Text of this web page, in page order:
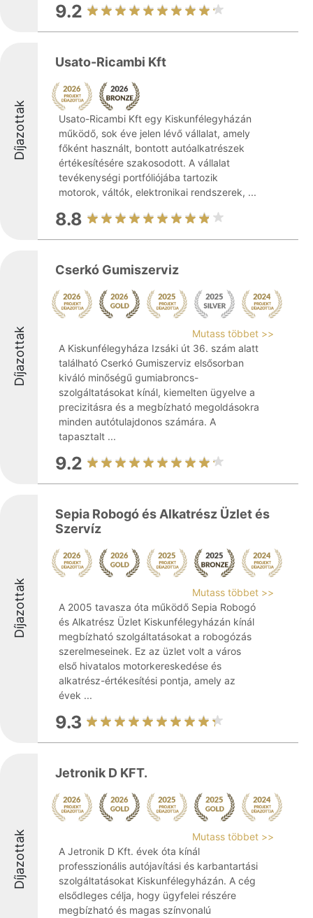
9.2
Díjazottak
Usato-Ricambi Kft
Usato-Ricambi Kft egy Kiskunfélegyházán
működő, sok éve jelen lévő vállalat, amely
főként használt, bontott autóalkatrészek
értékesítésére szakosodott. A vállalat
tevékenységi portfóliójába tartozik
motorok, váltók, elektronikai rendszerek, ...
8.8
Díjazottak
Cserkó Gumiszerviz
Mutass többet >>
A Kiskunfélegyháza Izsáki út 36. szám alatt
található Cserkó Gumiszerviz elsősorban
kiváló minőségű gumiabroncs-
szolgáltatásokat kínál, kiemelten ügyelve a
precizitásra és a megbízható megoldásokra
minden autótulajdonos számára. A
tapasztalt ...
9.2
Díjazottak
Sepia Robogó és Alkatrész Üzlet és
Szervíz
Mutass többet >>
A 2005 tavasza óta működő Sepia Robogó
és Alkatrész Üzlet Kiskunfélegyházán kínál
megbízható szolgáltatásokat a robogózás
szerelmeseinek. Ez az üzlet volt a város
első hivatalos motorkereskedése és
alkatrész-értékesítési pontja, amely az
évek ...
9.3
Díjazottak
Jetronik D KFT.
Mutass többet >>
A Jetronik D Kft. évek óta kínál
professzionális autójavítási és karbantartási
szolgáltatásokat Kiskunfélegyházán. A cég
elsődleges célja, hogy ügyfelei részére
megbízható és magas színvonalú